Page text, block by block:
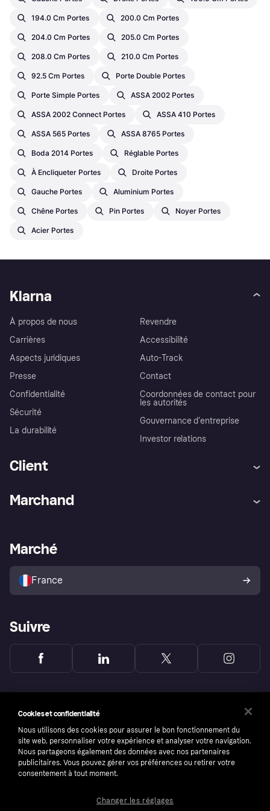
194.0 Cm Portes 200.0 Cm Portes
204.0 Cm Portes 205.0 Cm Portes
208.0 Cm Portes 210.0 Cm Portes
92.5 Cm Portes Porte Double Portes
Porte Simple Portes ASSA 2002 Portes
ASSA 2002 Connect Portes ASSA 410 Portes
ASSA 565 Portes ASSA 8765 Portes
Boda 2014 Portes Réglable Portes
À Encliqueter Portes Droite Portes
Gauche Portes Aluminium Portes
Chêne Portes Pin Portes Noyer Portes
Acier Portes
Klarna
À propos de nous
Carrières
Aspects juridiques
Presse
Confidentialité
Sécurité
La durabilité
Revendre
Accessibilité
Auto-Track
Contact
Coordonnées de contact pour
les autorités
Gouvernance d’entreprise
Investor relations
Client
Explorez les magasins
Politique de protection de
l’acheteur Klarna
Marchand
Portail Marchand
Marché
France
Suivre
Cookies et confidentialité
Nous utilisons des cookies pour assurer le bon fonctionnement du
site web, personnaliser votre expérience et analyser votre navigation.
Nous partageons également des données avec nos partenaires
publicitaires. Vous pouvez gérer vos préférences ou retirer votre
consentement à tout moment.
Changer les réglages